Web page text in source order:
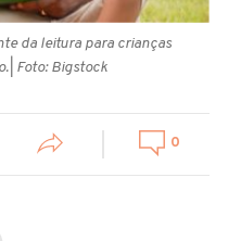
da leitura para crianças
| Foto: Bigstock
0